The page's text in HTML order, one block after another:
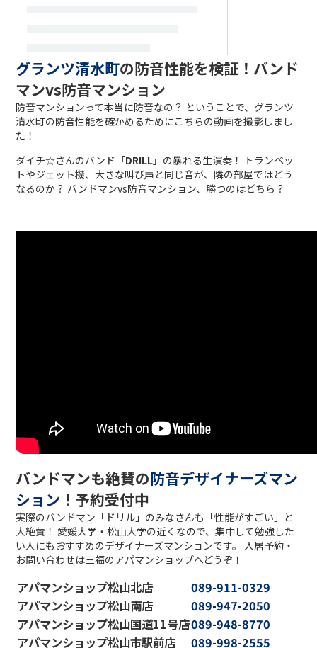
グランツ清水町の防音性能を検証！バンド
マンvs防音マンション
防音マンションって本当に防音なの？ ということで、グランツ
清水町の防音性能を確かめるためにこちらの動画を撮影しまし
た！
ダイチ☆さんのバンド 「DRILL」 の暴れる生演奏！ トランペッ
トやジェット機、大きな叫び声と同じ音が、隣の部屋ではどう
なるのか？ バンドマンvs防音マンション、勝つのはどちら？
バンドマンも絶賛の防音デザイナーズマン
ション ！予約受付中
実際のバンドマン「ドリル」のみなさんも「性能がすごい」と
大絶賛！ 愛媛大学・松山大学の近くなので、集中して勉強した
い人にもおすすめのデザイナーズマンションです。 入居予約・
お問い合わせは三福のアパマンショップへどうぞ！
アパマンショップ松山北店
089-911-0329
アパマンショップ松山南店
089-947-2050
アパマンショップ松山国道11号店089-948-8770
アパマンショップ松山市駅前店
089-998-2555